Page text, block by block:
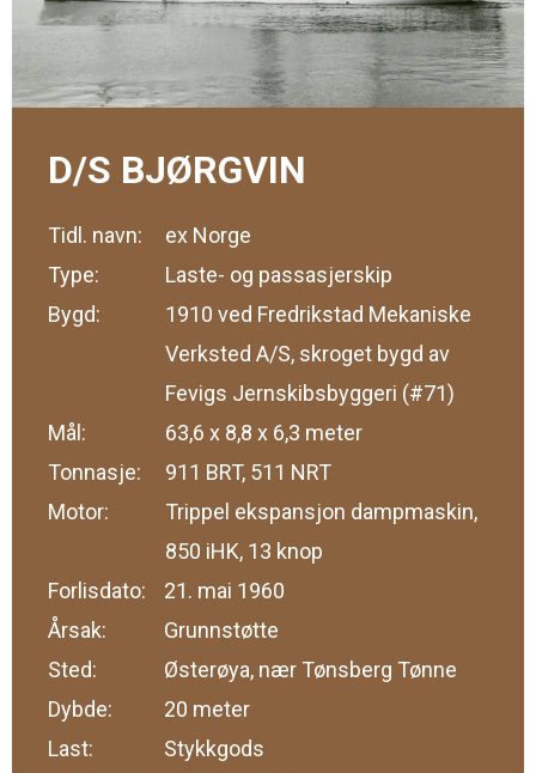
D/S BJØRGVIN
Tidl. navn:
ex Norge
Type:
Laste- og passasjerskip
Bygd:
1910 ved Fredrikstad Mekaniske
Verksted A/S, skroget bygd av
Fevigs Jernskibsbyggeri (#71)
Mål:
63,6 x 8,8 x 6,3 meter
Tonnasje:
911 BRT, 511 NRT
Motor:
Trippel ekspansjon dampmaskin,
850 iHK, 13 knop
Forlisdato:
21. mai 1960
Årsak:
Grunnstøtte
Sted:
Østerøya, nær Tønsberg Tønne
Dybde:
20 meter
Last:
Stykkgods